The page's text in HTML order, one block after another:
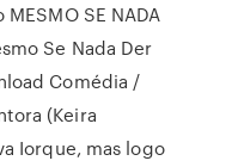
SE NADA
Se Nada Der
Comédia /
(Keira
Iorque, mas logo